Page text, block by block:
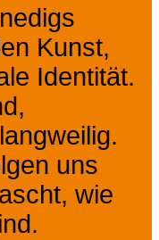
Kunst,
Identität.
uns
wie